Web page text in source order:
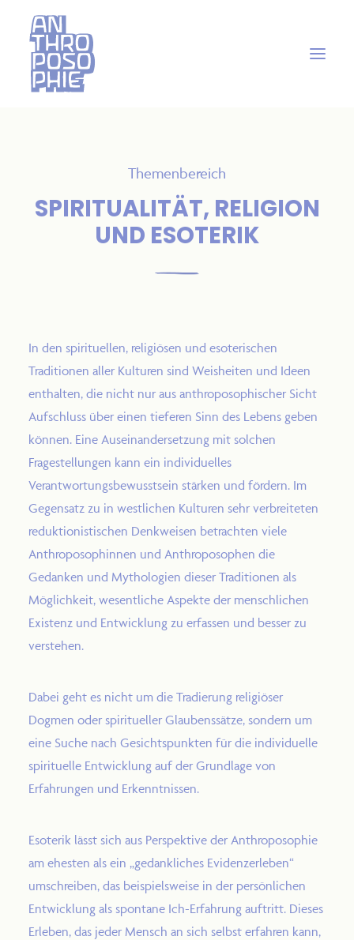
2025 Steiner Jubiläum
Themenbereich
SPIRITUALITÄT, RELIGION
UND ESOTERIK
In den spirituellen, religiösen und esoterischen
Traditionen aller Kulturen sind Weisheiten und Ideen
enthalten, die nicht nur aus anthroposophischer Sicht
Aufschluss über einen tieferen Sinn des Lebens geben
können. Eine Auseinandersetzung mit solchen
Fragestellungen kann ein individuelles
Verantwortungsbewusstsein stärken und fördern. Im
Gegensatz zu in westlichen Kulturen sehr verbreiteten
reduktionistischen Denkweisen betrachten viele
Anthroposophinnen und Anthroposophen die
Gedanken und Mythologien dieser Traditionen als
Möglichkeit, wesentliche Aspekte der menschlichen
Existenz und Entwicklung zu erfassen und besser zu
verstehen.
Dabei geht es nicht um die Tradierung religiöser
Dogmen oder spiritueller Glaubenssätze, sondern um
eine Suche nach Gesichtspunkten für die individuelle
spirituelle Entwicklung auf der Grundlage von
Erfahrungen und Erkenntnissen.
Esoterik lässt sich aus Perspektive der Anthroposophie
am ehesten als ein „gedankliches Evidenzerleben“
umschreiben, das beispielsweise in der persönlichen
Entwicklung als spontane Ich-Erfahrung auftritt. Dieses
Erleben, das jeder Mensch an sich selbst erfahren kann,